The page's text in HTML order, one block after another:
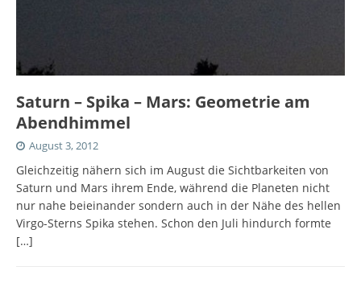
Saturn – Spika – Mars: Geometrie am
Abendhimmel
August 3, 2012
Gleichzeitig nähern sich im August die Sichtbarkeiten von
Saturn und Mars ihrem Ende, während die Planeten nicht
nur nahe beieinander sondern auch in der Nähe des hellen
Virgo-Sterns Spika stehen. Schon den Juli hindurch formte
[…]